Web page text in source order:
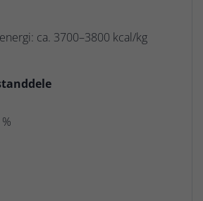
ca. 3700–3800 kcal/kg